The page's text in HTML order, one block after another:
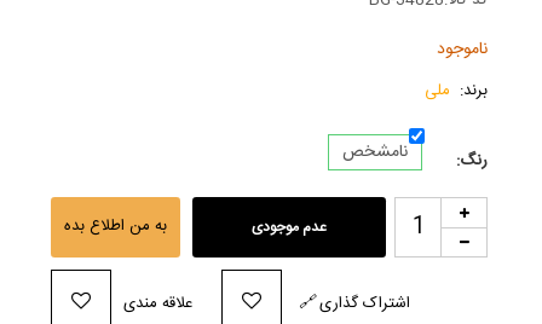
ناموجود
برند: ملی
رنگ: نامشخص
عدم موجودی به من اطلاع بده
علاقه مندی 🔗اشتراک گذاری